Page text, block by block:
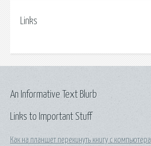
Links
Links to Important Stuff
Как на планшет перекинуть книгу с компьютера
An Informative Text Blurb